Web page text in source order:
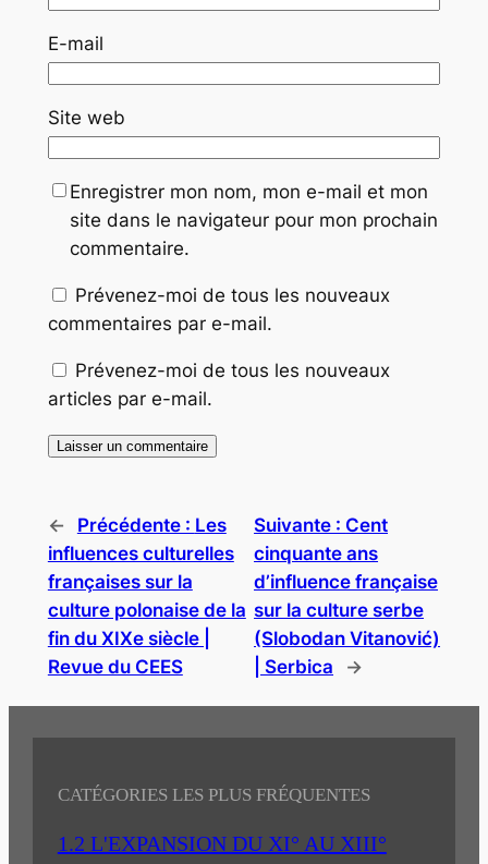
E-mail
Site web
Enregistrer mon nom, mon e-mail et mon
site dans le navigateur pour mon prochain
commentaire.
Prévenez-moi de tous les nouveaux
commentaires par e-mail.
Prévenez-moi de tous les nouveaux
articles par e-mail.
← Précédente : Les
influences culturelles
françaises sur la
culture polonaise de la
fin du XIXe siècle |
Revue du CEES
Suivante : Cent
cinquante ans
d’influence française
sur la culture serbe
(Slobodan Vitanović)
| Serbica
→
CATÉGORIES LES PLUS FRÉQUENTES
1.2 L'EXPANSION DU XI° AU XIII°